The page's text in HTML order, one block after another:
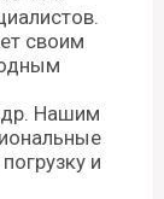
своим
др. Нашим
и